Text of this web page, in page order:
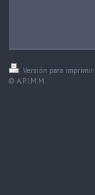
Versión para imprimir
© A.P.I.M.M.